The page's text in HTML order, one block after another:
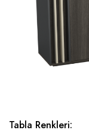
Tabla Renkleri: